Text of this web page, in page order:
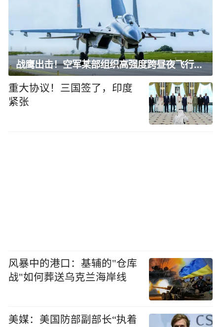
战鹰出击！空军某部组织高强度跨昼夜飞行训练
重大协议！三国签了，印度
紧张
风暴中的港口：基辅的"仓库
战"如何葬送乌克兰海岸线
美媒：美国防部副部长“执着